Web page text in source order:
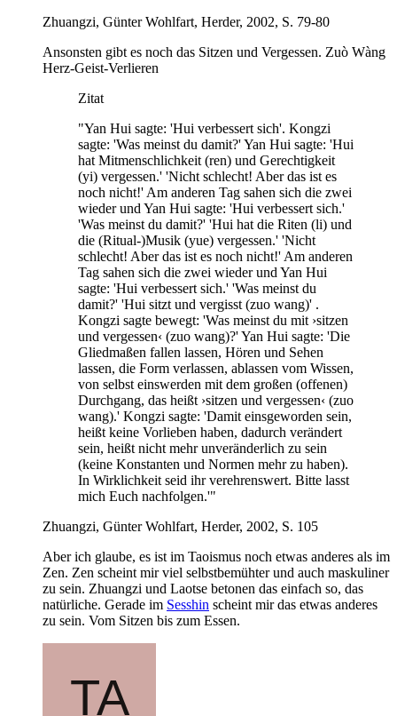
Zhuangzi, Günter Wohlfart, Herder, 2002, S. 79-80
Ansonsten gibt es noch das Sitzen und Vergessen. Zuò Wàng
Herz-Geist-Verlieren
Zitat
"Yan Hui sagte: 'Hui verbessert sich'. Kongzi
sagte: 'Was meinst du damit?' Yan Hui sagte: 'Hui
hat Mitmenschlichkeit (ren) und Gerechtigkeit
(yi) vergessen.' 'Nicht schlecht! Aber das ist es
noch nicht!' Am anderen Tag sahen sich die zwei
wieder und Yan Hui sagte: 'Hui verbessert sich.'
'Was meinst du damit?' 'Hui hat die Riten (li) und
die (Ritual-)Musik (yue) vergessen.' 'Nicht
schlecht! Aber das ist es noch nicht!' Am anderen
Tag sahen sich die zwei wieder und Yan Hui
sagte: 'Hui verbessert sich.' 'Was meinst du
damit?' 'Hui sitzt und vergisst (zuo wang)' .
Kongzi sagte bewegt: 'Was meinst du mit ›sitzen
und vergessen‹ (zuo wang)?' Yan Hui sagte: 'Die
Gliedmaßen fallen lassen, Hören und Sehen
lassen, die Form verlassen, ablassen vom Wissen,
von selbst einswerden mit dem großen (offenen)
Durchgang, das heißt ›sitzen und vergessen‹ (zuo
wang).' Kongzi sagte: 'Damit einsgeworden sein,
heißt keine Vorlieben haben, dadurch verändert
sein, heißt nicht mehr unveränderlich zu sein
(keine Konstanten und Normen mehr zu haben).
In Wirklichkeit seid ihr verehrenswert. Bitte lasst
mich Euch nachfolgen.'"
Zhuangzi, Günter Wohlfart, Herder, 2002, S. 105
Aber ich glaube, es ist im Taoismus noch etwas anderes als im
Zen. Zen scheint mir viel selbstbemühter und auch maskuliner
zu sein. Zhuangzi und Laotse betonen das einfach so, das
natürliche. Gerade im Sesshin scheint mir das etwas anderes
zu sein. Vom Sitzen bis zum Essen.